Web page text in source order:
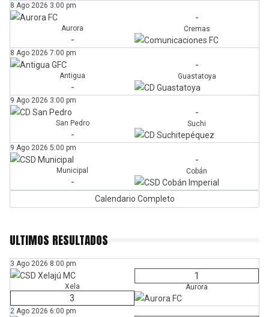
8 Ago 2026 3:00 pm
Aurora
-
-
Cremas
8 Ago 2026 7:00 pm
Antigua
-
-
Guastatoya
9 Ago 2026 3:00 pm
San Pedro
-
-
Suchi
9 Ago 2026 5:00 pm
Municipal
-
-
Cobán
Calendario Completo
ULTIMOS RESULTADOS
3 Ago 2026 8:00 pm
Xela
3
1
Aurora
2 Ago 2026 6:00 pm